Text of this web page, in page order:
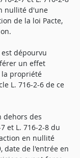
nullité d'une
de la loi Pacte,
est dépourvu
un effet
la propriété
L. 716-2-6 de ce
dehors des
et L. 716-2-8 du
en nullité
date de l'entrée en